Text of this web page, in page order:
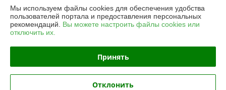
Регистрационный номер ЕГР: 290322854
УНП: 290322854
Регистрационный орган: Брестский областной исполнительный
Дата регистрации компании: 29.08.2003
Местонахождение книги жалоб и предложений: г. Брест, ул.
Московская, 356, оф.170,171
Мы используем файлы cookies для обеспечения удобства
пользователей портала и предоставления персональных
рекомендаций. Вы можете настроить файлы cookies или
отключить их.
Принять
Отклонить